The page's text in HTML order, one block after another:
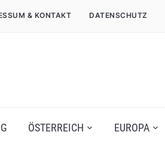
& KONTAKT DATENSCHUTZ
ÖSTERREICH EUROPA